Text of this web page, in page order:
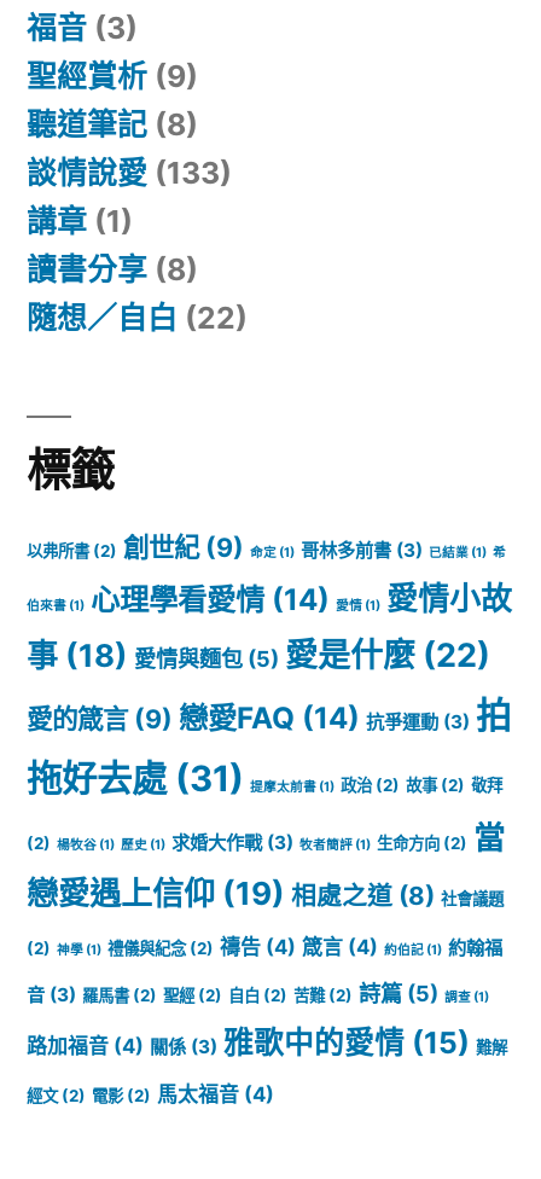
福音 (3)
聖經賞析 (9)
聽道筆記 (8)
談情說愛 (133)
講章 (1)
讀書分享 (8)
隨想／自白 (22)
標籤
以弗所書(2) 創世紀(9) 命定 (1) 哥林多前書 (3) 已結業 (1) 希
伯來書 (1) 心理學看愛情(14) 愛情 (1) 愛情小故
事 (18) 愛情與麵包 (5) 愛是什麼 (22)
愛的箴言(9) 戀愛FAQ (14) 抗爭運動 (3) 拍
拖好去處(31) 提摩太前書 (1) 政治(2) 故事(2) 敬拜
(2) 楊牧谷 (1) 歷史 (1) 求婚大作戰(3) 牧者簡評 (1) 生命方向 (2) 當
戀愛遇上信仰 (19) 相處之道 (8) 社會議題
(2) 神學 (1) 禮儀與紀念(2) 禱告 (4) 箴言 (4) 約伯記 (1) 約翰福
音 (3) 羅馬書(2) 聖經(2) 自白 (2) 苦難(2) 詩篇 (5) 調查 (1)
路加福音 (4) 關係 (3) 雅歌中的愛情 (15) 難解
經文(2) 電影(2) 馬太福音 (4)